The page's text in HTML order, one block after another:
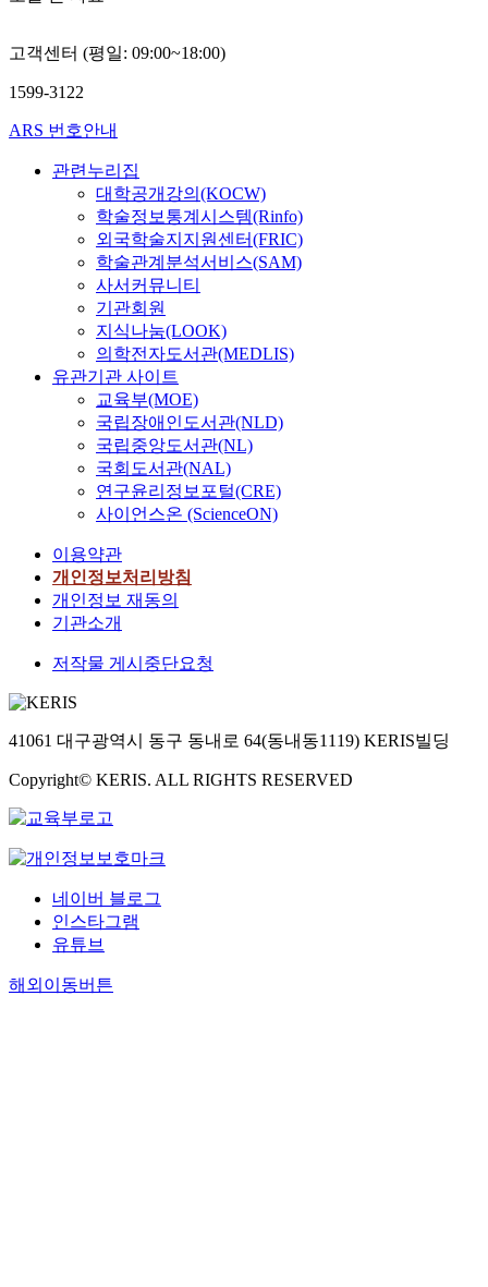
고객센터 (평일: 09:00~18:00)
1599-3122
ARS 번호안내
관련누리집
대학공개강의(KOCW)
학술정보통계시스템(Rinfo)
외국학술지지원센터(FRIC)
학술관계분석서비스(SAM)
사서커뮤니티
기관회원
지식나눔(LOOK)
의학전자도서관(MEDLIS)
유관기관 사이트
교육부(MOE)
국립장애인도서관(NLD)
국립중앙도서관(NL)
국회도서관(NAL)
연구윤리정보포털(CRE)
사이언스온 (ScienceON)
이용약관
개인정보처리방침
개인정보 재동의
기관소개
저작물 게시중단요청
41061 대구광역시 동구 동내로 64(동내동1119) KERIS빌딩
Copyright© KERIS. ALL RIGHTS RESERVED
네이버 블로그
인스타그램
유튜브
해외이동버튼